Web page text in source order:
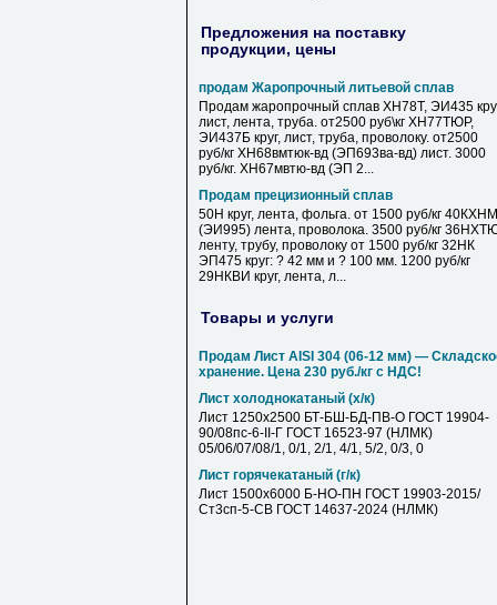
Предложения на поставку
продукции, цены
продам Жаропрочный литьевой сплав
Продам жаропрочный сплав ХН78Т, ЭИ435
лист, лента, труба. от2500 руб\кг ХН77ТЮР,
ЭИ437Б круг, лист, труба, проволоку. от2500
руб/кг ХН68вмтюк-вд (ЭП693ва-вд) лист. 3000
руб/кг. ХН67мвтю-вд (ЭП 2...
Продам прецизионный сплав
50Н круг, лента, фольга. от 1500 руб/кг 40КХНМ
(ЭИ995) лента, проволока. 3500 руб/кг
ленту, трубу, проволоку от 1500 руб/кг 32НК
ЭП475 круг: ? 42 мм и ? 100 мм. 1200 руб/кг
29НКВИ круг, лента, л...
Товары и услуги
Продам Лист AISI 304 (06-12 мм) —
хранение. Цена 230 руб./кг с НДС!
Лист холоднокатаный (х/к)
Лист 1250х2500 БТ-БШ-БД-ПВ-О ГОСТ 19904-
90/08пс-6-II-Г ГОСТ 16523-97 (НЛМК)
05/06/07/08/1, 0/1, 2/1, 4/1, 5/2, 0/3, 0
Лист горячекатаный (г/к)
Лист 1500х6000 Б-НО-ПН ГОСТ 19903-2015/
Ст3сп-5-СВ ГОСТ 14637-2024 (НЛМК)